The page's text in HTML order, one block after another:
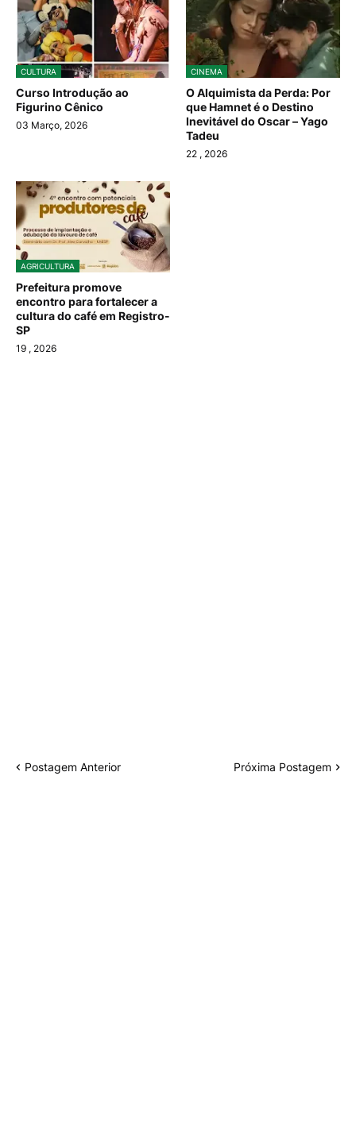
CULTURA
Curso Introdução ao
Figurino Cênico
03 Março, 2026
CINEMA
O Alquimista da Perda: Por
que Hamnet é o Destino
Inevitável do Oscar – Yago
Tadeu
22 , 2026
AGRICULTURA
Prefeitura promove
encontro para fortalecer a
cultura do café em Registro-
SP
19 , 2026
Postagem Anterior Próxima Postagem